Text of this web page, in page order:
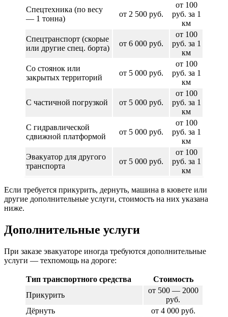
Спецтехника (по весу
— 1 тонна)
от 2 500 руб.
от 100
руб. за 1
км
Спецтранспорт (скорые
или другие спец. борта)
от 6 000 руб.
от 100
руб. за 1
км
Со стоянок или
закрытых территорий
от 5 000 руб.
от 100
руб. за 1
км
С частичной погрузкой от 5 000 руб.
от 100
руб. за 1
км
С гидравлической
сдвижной платформой
от 5 000 руб.
от 100
руб. за 1
км
Эвакуатор для другого
транспорта
от 5 000 руб.
от 100
руб. за 1
км
Если требуется прикурить, дернуть, машина в кювете или
другие дополнительные услуги, стоимость на них указана
ниже.
Дополнительные услуги
При заказе эвакуаторе иногда требуются дополнительные
услуги — техпомощь на дороге:
Тип транспортного средства
Стоимость
Прикурить
от 500 — 2000
руб.
Дёрнуть
от 4 000 руб.